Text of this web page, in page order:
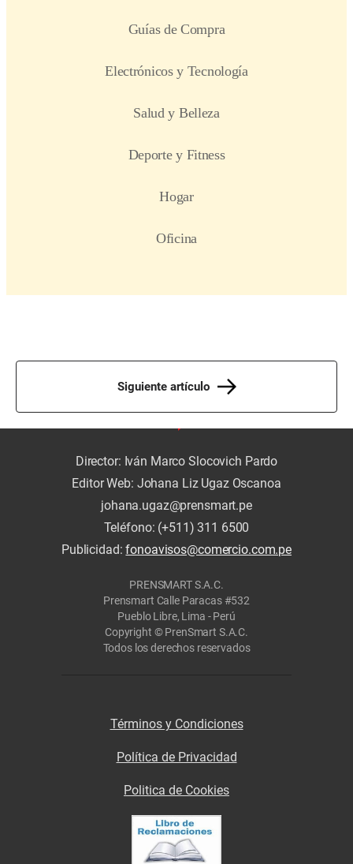
Siguiente artículo
Director: Iván Marco Slocovich Pardo
Editor Web: Johana Liz Ugaz Oscanoa
johana.ugaz@prensmart.pe
Teléfono: (+511) 311 6500
Publicidad:fonoavisos@comercio.com.pe
PRENSMART S.A.C.
Prensmart Calle Paracas #532
Pueblo Libre, Lima - Perú
Copyright © PrenSmart S.A.C.
Todos los derechos reservados
Términos y Condiciones
Política de Privacidad
Politica de Cookies